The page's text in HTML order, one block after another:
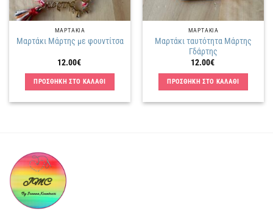
ΜΑΡΤΑΚΙΑ
Μαρτάκι Μάρτης με φουντίτσα
12.00€
ΠΡΟΣΘΗΚΗ ΣΤΟ ΚΑΛΑΘΙ
ΜΑΡΤΑΚΙΑ
Μαρτάκι ταυτότητα Μάρτης
Γδάρτης
12.00€
ΠΡΟΣΘΗΚΗ ΣΤΟ ΚΑΛΑΘΙ